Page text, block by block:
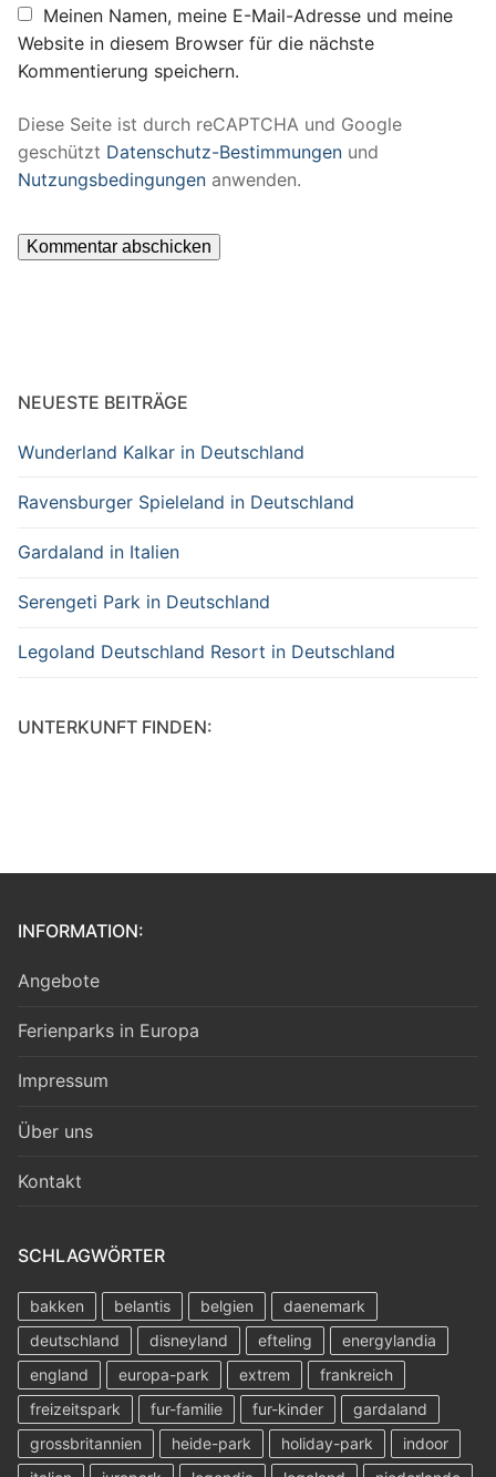
Meinen Namen, meine E-Mail-Adresse und meine
Website in diesem Browser für die nächste
Kommentierung speichern.
Diese Seite ist durch reCAPTCHA und Google
geschützt Datenschutz-Bestimmungen und
Nutzungsbedingungen anwenden.
NEUESTE BEITRÄGE
Wunderland Kalkar in Deutschland
Ravensburger Spieleland in Deutschland
Gardaland in Italien
Serengeti Park in Deutschland
Legoland Deutschland Resort in Deutschland
UNTERKUNFT FINDEN:
INFORMATION:
Angebote
Ferienparks in Europa
Impressum
Über uns
Kontakt
SCHLAGWÖRTER
bakken belantis belgien
daenemark
deutschland
disneyland efteling
energylandia
england
europa-park extrem
frankreich
freizeitspark
fur-familie fur-kinder
gardaland
grossbritannien
heide-park holiday-park
indoor